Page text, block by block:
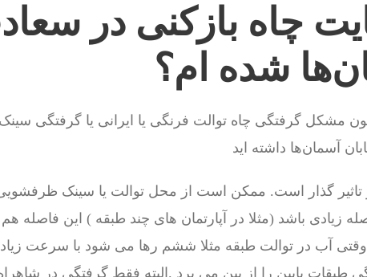
چاه بازکنی در
شده ام؟
مشکل گرفتگی چاه توالت فرنگی یا ایرانی یا گرفتگی
آسمان‌ها داشته اید
تاثیر گذار است. ممکن است از محل توالت یا سینک ظرفشویی
زیادی باشد (مثلا در آپارتمان های چند طبقه ) این
آب در توالت طبقه مثلا ششم رها می شود با سرعت
طبقات پایین را از بین می برد .البته فقط گرفتگی در